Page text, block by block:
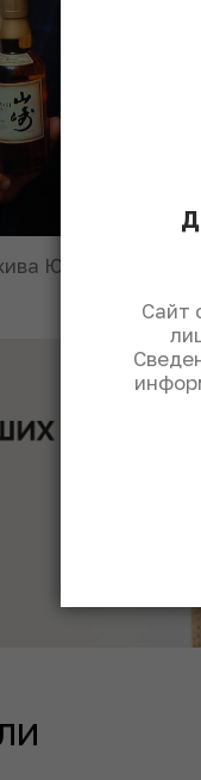
Юрия
Сайт